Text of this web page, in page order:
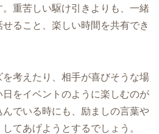
重苦しい駆け引きよりも、一緒
ること、楽しい時間を共有でき
考えたり、相手が喜びそうな場
をイベントのように楽しむのが
でいる時にも、励ましの言葉や
てあげようとするでしょう。